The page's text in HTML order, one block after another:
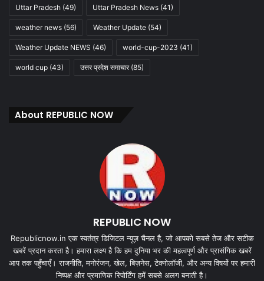
Uttar Pradesh (49) Uttar Pradesh News (41)
weather news (56) Weather Update (54)
Weather Update NEWS (46) world-cup-2023 (41)
world cup (43) उत्तर प्रदेश समाचार(85)
About REPUBLIC NOW
REPUBLIC NOW
Republicnow.in एक स्वतंत्र डिजिटल न्यूज़ चैनल है, जो आपको सबसे तेज और सटीक
खबरें प्रदान करता है। हमारा लक्ष्य है कि हम दुनिया भर की महत्वपूर्ण और प्रासंगिक खबरें
आप तक पहुँचाएँ। राजनीति, मनोरंजन, खेल, बिज़नेस, टेक्नोलॉजी, और अन्य विषयों पर हमारी
निष्पक्ष और प्रमाणिक रिपोर्टिंग हमें सबसे अलग बनाती है।